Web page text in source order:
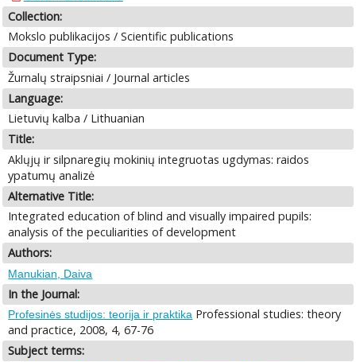
Collection:
Mokslo publikacijos / Scientific publications
Document Type:
Žurnalų straipsniai / Journal articles
Language:
Lietuvių kalba / Lithuanian
Title:
Aklųjų ir silpnaregių mokinių integruotas ugdymas: raidos
ypatumų analizė
Alternative Title:
Integrated education of blind and visually impaired pupils:
analysis of the peculiarities of development
Authors:
Manukian, Daiva
In the Journal:
Profesinės studijos: teorija ir praktika Professional studies: theory
and practice, 2008, 4, 67-76
Subject terms: